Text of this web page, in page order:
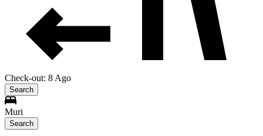
Check-out: 8 Ago
Search
Muri
Search